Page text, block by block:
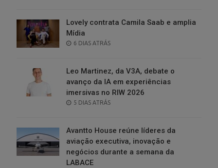
Lovely contrata Camila Saab e amplia
Mídia
POSTED
6 DIAS ATRÁS
Leo Martinez, da V3A, debate o
avanço da IA em experiências
imersivas no RIW 2026
POSTED
5 DIAS ATRÁS
Avantto House reúne líderes da
aviação executiva, inovação e
negócios durante a semana da
LABACE